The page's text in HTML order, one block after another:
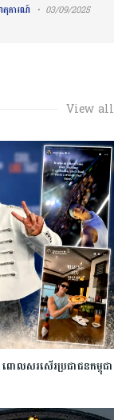
តុការណ៍ 03/09/2025
View all
លសរសើរប្រជាជនកម្ពុជា